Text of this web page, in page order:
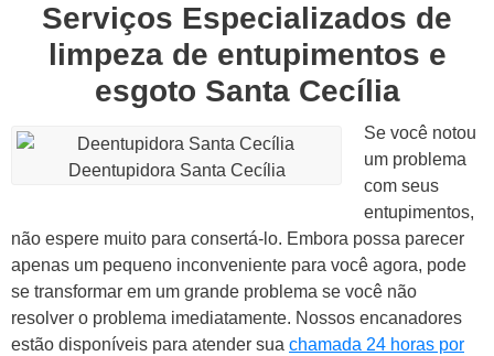
Serviços Especializados de
limpeza de entupimentos e
esgoto Santa Cecília
Deentupidora Santa Cecília
Se você notou
um problema
com seus
entupimentos,
não espere muito para consertá-lo. Embora possa parecer
apenas um pequeno inconveniente para você agora, pode
se transformar em um grande problema se você não
resolver o problema imediatamente. Nossos encanadores
estão disponíveis para atender sua chamada 24 horas por